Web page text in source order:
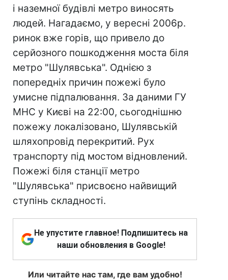
і наземної будівлі метро виносять
людей. Нагадаємо, у вересні 2006р.
ринок вже горів, що привело до
серйозного пошкодження моста біля
метро "Шулявська". Однією з
попередніх причин пожежі було
умисне підпалювання. За даними ГУ
МНС у Києві на 22:00, сьогоднішню
пожежу локалізовано, Шулявській
шляхопровід перекритий. Рух
транспорту під мостом відновлений.
Пожежі біля станції метро
"Шулявська" присвоєно найвищий
ступінь складності.
Не упустите главное! Подпишитесь на
наши обновления в Google!
Или читайте нас там, где вам удобно!